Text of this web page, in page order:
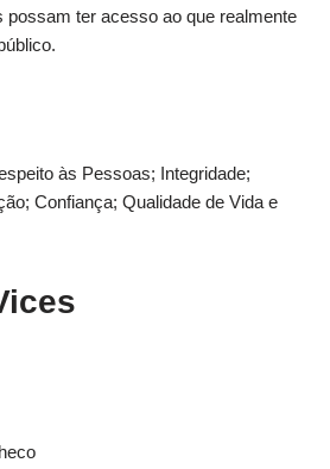
possam ter acesso ao que realmente
às Pessoas; Integridade;
Confiança; Qualidade de Vida e